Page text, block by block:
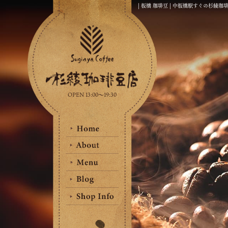
| 板橋 珈琲豆 | 中板橋駅すぐの杉綾珈
OPEN 13:00〜19:30